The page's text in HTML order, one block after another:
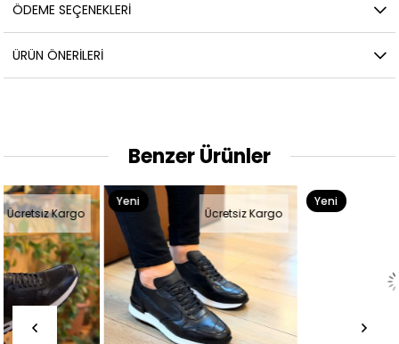
ÖDEME SEÇENEKLERI
ÜRÜN ÖNERILERI
Benzer Ürünler
Ücretsiz Kargo
Yeni
Ürün
Ücretsiz Kargo
Ürün